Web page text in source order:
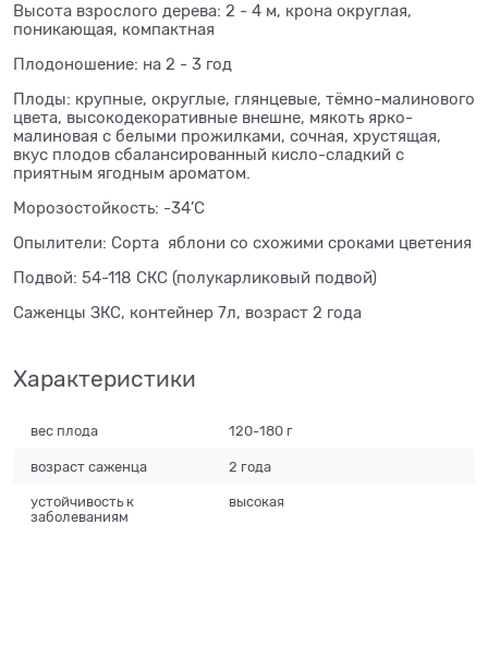
Высота взрослого дерева: 2 - 4 м, крона округлая,
поникающая, компактная
Плодоношение: на 2 - 3 год
Плоды: крупные, округлые, глянцевые, тёмно-малинового
цвета, высокодекоративные внешне, мякоть ярко-
малиновая с белыми прожилками, сочная, хрустящая,
вкус плодов сбалансированный кисло-сладкий с
приятным ягодным ароматом.
Морозостойкость: -34’С
Опылители: Сорта яблони со схожими сроками цветения
Подвой: 54-118 СКС (полукарликовый подвой)
Саженцы ЗКС, контейнер 7л, возраст 2 года
Характеристики
вес плода 120-180 г
возраст саженца 2 года
устойчивость к
заболеваниям
высокая